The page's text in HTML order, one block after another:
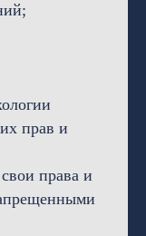
прав и
права и